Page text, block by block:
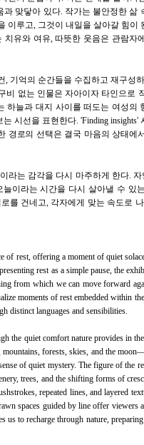
과 맞닿아 있다. 작가는 불안정한 삶
이루고, 그것이 내일을 살아갈 힘이
유와 여유, 따뜻한 웃음은 관람자
비 없는 인물은 자아이자 타인으로
하늘과 대지 사이를 떠도는 여성의
시선을 표현한다. 'Finding insights'
경로의 선택은 결국 마음의 상태에
늘이라는 시간을 다시 살아낼 수 있
를 건네고, 각자에게 맞는 속도로
rest as a simple pause, the
from which we can move forward
moments of rest embedded within
distinct languages and sensibilities.
mountains, forests, skies, and the
of quiet mystery. The figure of the
trees, and the shifting forms of
repeated lines, and layered
spaces guided by line offer viewers
us to recharge through nature,